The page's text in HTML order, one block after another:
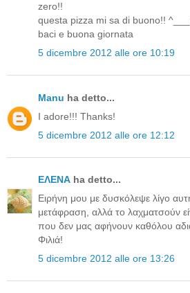
zero!!
questa pizza mi sa di buono!!
baci e buona giornata
5 dicembre 2012 alle ore 10:19
Manu ha detto...
I adore!!! Thanks!
5 dicembre 2012 alle ore 12:12
ΕΛΕΝΑ ha detto...
Ειρήνη μου με δυσκόλεψε λίγο
μετάφραση, αλλά το λαχματσούν
που δεν μας αφήνουν καθόλου
Φιλιά!
5 dicembre 2012 alle ore 13:26